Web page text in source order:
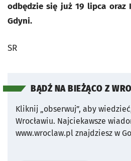
odbędzie się już 19 lipca oraz
Gdyni.
SR
BĄDŹ NA BIEŻĄCO Z
Kliknij „obserwuj”, aby
Wrocławiu. Najciekawsze
www.wroclaw.pl znajdziesz w